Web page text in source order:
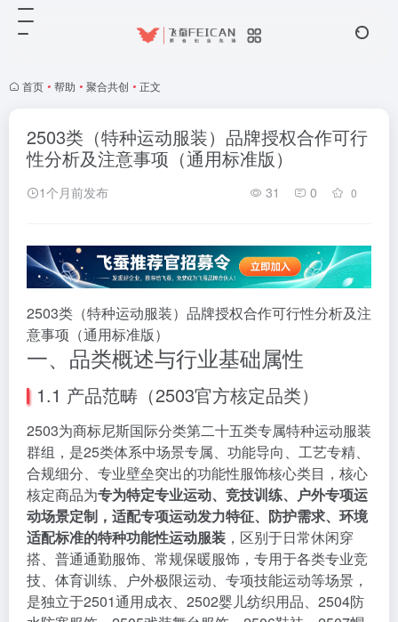
首页 • 帮助 • 聚合共创 • 正文
2503类（特种运动服装）品牌授权合作可行
性分析及注意事项（通用标准版）
1个月前发布 31 0 0
2503类（特种运动服装）品牌授权合作可行性分析及注
意事项（通用标准版）
一、品类概述与行业基础属性
1.1 产品范畴（2503官方核定品类）
2503为商标尼斯国际分类第二十五类专属特种运动服装
群组，是25类体系中场景专属、功能导向、工艺专精、
合规细分、专业壁垒突出的功能性服饰核心类目，核心
核定商品为专为特定专业运动、竞技训练、户外专项运
动场景定制，适配专项运动发力特征、防护需求、环境
适配标准的特种功能性运动服装 ，区别于日常休闲穿
搭、普通通勤服饰、常规保暖服饰，专用于各类专业竞
技、体育训练、户外极限运动、专项技能运动等场景，
是独立于2501通用成衣、2502婴儿纺织用品、2504防